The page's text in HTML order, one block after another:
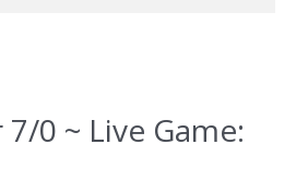
0 ~ Live Game: